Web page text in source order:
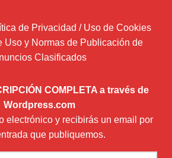
de Privacidad / Uso de Cookies
Uso y Normas de Publicación de
Clasificados
COMPLETA a través de
Wordpress.com
electrónico y recibirás un email por
que publiquemos.